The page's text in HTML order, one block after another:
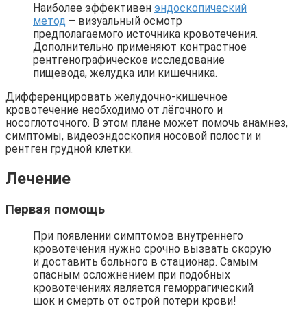
Наиболее эффективен эндоскопический
метод – визуальный осмотр
предполагаемого источника кровотечения.
Дополнительно применяют контрастное
рентгенографическое исследование
пищевода, желудка или кишечника.
Дифференцировать желудочно-кишечное
кровотечение необходимо от лёгочного и
носоглоточного. В этом плане может помочь анамнез,
симптомы, видеоэндоскопия носовой полости и
рентген грудной клетки.
Лечение
Первая помощь
При появлении симптомов внутреннего
кровотечения нужно срочно вызвать скорую
и доставить больного в стационар. Самым
опасным осложнением при подобных
кровотечениях является геморрагический
шок и смерть от острой потери крови!